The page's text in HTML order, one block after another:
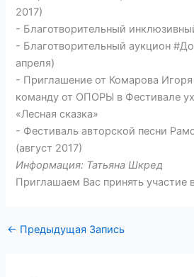
2017)
- Благотворительный
- Благотворительный аукцион
апреля)
- Приглашение от Комарова
команду от ОПОРЫ в Фестивале
«Лесная сказка»
- Фестиваль авторской песни
(август 2017)
Информация: Татьяна Шкред
Приглашаем Вас принять участие
← Предыдущая Запись